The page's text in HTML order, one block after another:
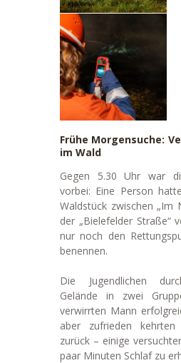
Frühe Morgensuche:
im Wald
Gegen 5.30 Uhr war
vorbei: Eine Person
Waldstück zwischen „Im
der „Bielefelder Straße“
nur noch den
benennen.
Die Jugendlichen
Gelände in zwei
verwirrten Mann
aber zufrieden
zurück – einige
paar Minuten Schlaf zu